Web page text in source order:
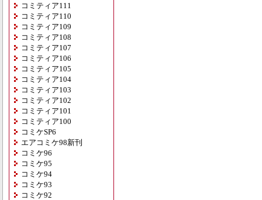
コミティア111
コミティア110
コミティア109
コミティア108
コミティア107
コミティア106
コミティア105
コミティア104
コミティア103
コミティア102
コミティア101
コミティア100
コミケSP6
エアコミケ98新刊
コミケ96
コミケ95
コミケ94
コミケ93
コミケ92